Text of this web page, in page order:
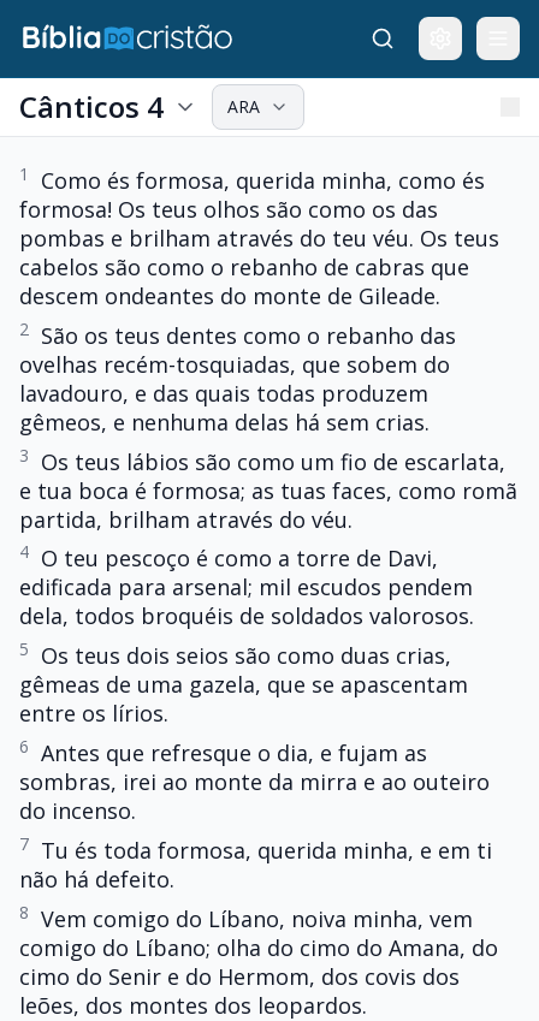
Cânticos 4 ARA
1
Como és formosa, querida minha, como és
formosa! Os teus olhos são como os das
pombas e brilham através do teu véu. Os teus
cabelos são como o rebanho de cabras que
descem ondeantes do monte de Gileade.
2
São os teus dentes como o rebanho das
ovelhas recém-tosquiadas, que sobem do
lavadouro, e das quais todas produzem
gêmeos, e nenhuma delas há sem crias.
3
Os teus lábios são como um fio de escarlata,
e tua boca é formosa; as tuas faces, como romã
partida, brilham através do véu.
4 O teu pescoço é como a torre de Davi,
edificada para arsenal; mil escudos pendem
dela, todos broquéis de soldados valorosos.
5
Os teus dois seios são como duas crias,
gêmeas de uma gazela, que se apascentam
entre os lírios.
6 Antes que refresque o dia, e fujam as
sombras, irei ao monte da mirra e ao outeiro
do incenso.
7 Tu és toda formosa, querida minha, e em ti
não há defeito.
8 Vem comigo do Líbano, noiva minha, vem
comigo do Líbano; olha do cimo do Amana, do
cimo do Senir e do Hermom, dos covis dos
leões, dos montes dos leopardos.